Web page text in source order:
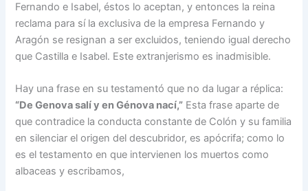
Fernando e Isabel, éstos lo aceptan, y entonces la reina
reclama para sí la exclusiva de la empresa Fernando y
Aragón se resignan a ser ex­cluidos, teniendo igual dere­cho
que Castilla e Isabel. Es­te extranjerismo es inadmi­sible.
Hay una frase en su testamentó que no da lugar a ré­plica:
“De Genova salí y en Génova nací,” Esta frase aparte de
que contradice la conducta constante de Colón y su familia
en silenciar el ori­gen del descubridor, es apó­crifa; como lo
es el testamen­to en que intervienen los muer­tos como
albaceas y escriba­mos,